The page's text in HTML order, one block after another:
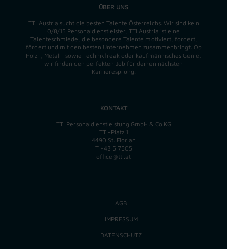
ÜBER UNS
TTI Austria sucht die besten Talente Österreichs. Wir sind kein
0/8/15 Personaldienstleister, TTI Austria ist eine
Talenteschmiede, die besondere Talente motiviert, fordert,
fördert und mit den besten Unternehmen zusammenbringt. Ob
Holz-, Metall- sowie Technikfreak oder kaufmännisches Genie,
wir finden den perfekten Job für deinen nächsten
Karrieresprung.
KONTAKT
TTI Personaldienstleistung GmbH & Co KG
TTI-Platz 1
4490 St. Florian
T +43 5 7505
office@tti.at
AGB
IMPRESSUM
DATENSCHUTZ